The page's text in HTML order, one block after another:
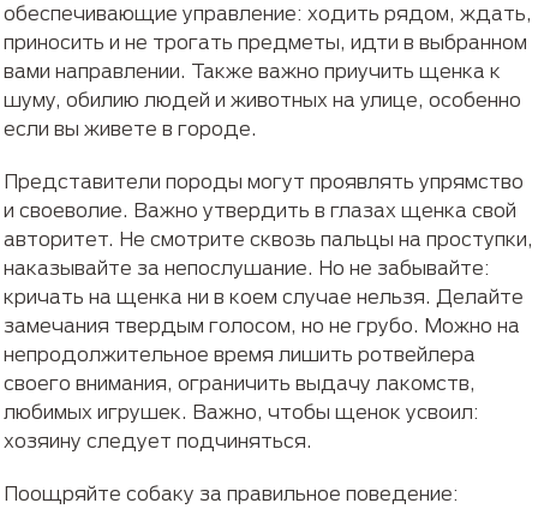
обеспечивающие управление: ходить рядом, ждать,
приносить и не трогать предметы, идти в выбранном
вами направлении. Также важно приучить щенка к
шуму, обилию людей и животных на улице, особенно
если вы живете в городе.
Представители породы могут проявлять упрямство
и своеволие. Важно утвердить в глазах щенка свой
авторитет. Не смотрите сквозь пальцы на проступки,
наказывайте за непослушание. Но не забывайте:
кричать на щенка ни в коем случае нельзя. Делайте
замечания твердым голосом, но не грубо. Можно на
непродолжительное время лишить ротвейлера
своего внимания, ограничить выдачу лакомств,
любимых игрушек. Важно, чтобы щенок усвоил:
хозяину следует подчиняться.
Поощряйте собаку за правильное поведение: